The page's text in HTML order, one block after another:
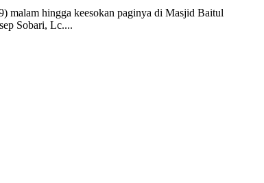
malam hingga keesokan paginya di Masjid Baitul
Sobari, Lc....